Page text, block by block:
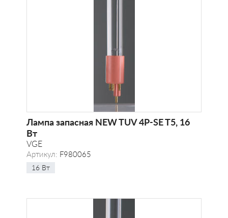
Лампа запасная NEW TUV 4P-SE T5, 16
Вт
VGE
Артикул: F980065
16 Вт